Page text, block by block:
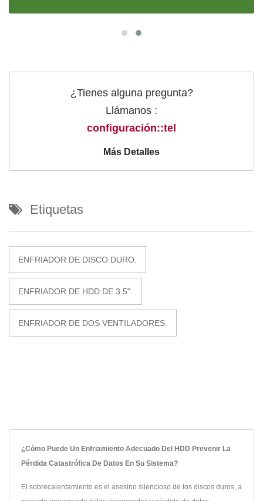
¿Tienes alguna pregunta?
Llámanos :
configuración::tel
Más Detalles
Etiquetas
ENFRIADOR DE DISCO DURO.
ENFRIADOR DE HDD DE 3.5".
ENFRIADOR DE DOS VENTILADORES.
¿Cómo Puede Un Enfriamiento Adecuado Del HDD Prevenir La
Pérdida Catastrófica De Datos En Su Sistema?
El sobrecalentamiento es el asesino silencioso de los discos duros, a